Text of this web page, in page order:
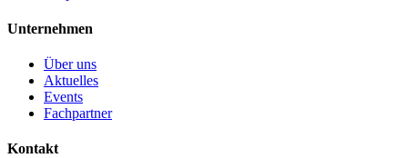
Unternehmen
Über uns
Aktuelles
Events
Fachpartner
Kontakt